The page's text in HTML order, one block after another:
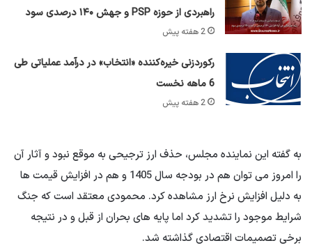
راهبردی از حوزه PSP و جهش ۱۴۰ درصدی سود
2 هفته پیش
رکوردزنی خیره‌کننده «انتخاب» در درآمد عملیاتی طی
6 ماهه نخست
2 هفته پیش
به گفته این نماینده مجلس، حذف ارز ترجیحی به موقع نبود و آثار آن
را امروز می توان هم در بودجه سال 1405 و هم در افزایش قیمت ها
به دلیل افزایش نرخ ارز مشاهده کرد. محمودی معتقد است که جنگ
شرایط موجود را تشدید کرد اما پایه های بحران از قبل و در نتیجه
برخی تصمیمات اقتصادی گذاشته شد.